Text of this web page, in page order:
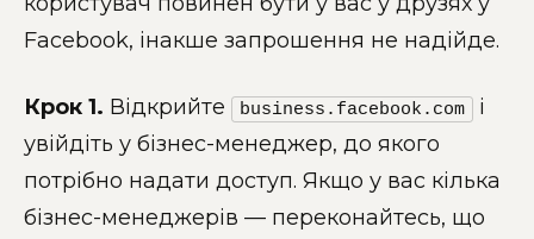
Facebook, інакше запрошення не надійде.
Крок 1. Відкрийте business.facebook.com
і
увійдіть у бізнес-менеджер, до якого
потрібно надати доступ. Якщо у вас кілька
бізнес-менеджерів — переконайтесь, що